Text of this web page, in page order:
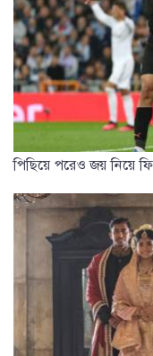
পিছিয়ে পরেও জয় নিয়ে